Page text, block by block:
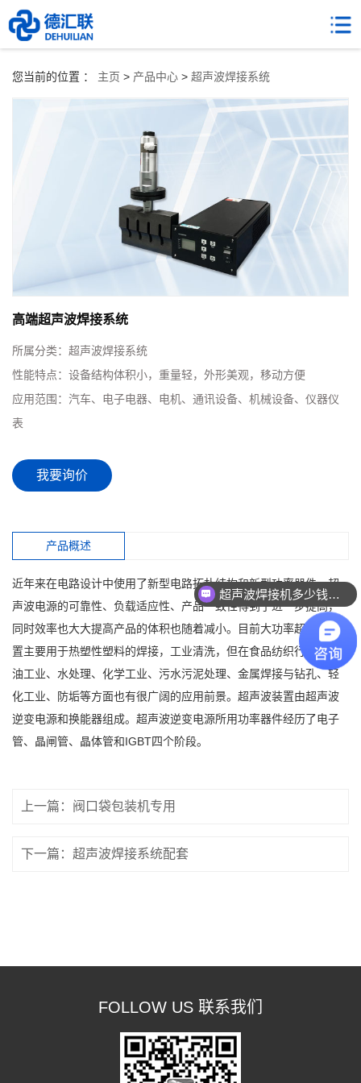
您当前的位置 ： 主页 > 产品中心 > 超声波焊接系统
高端超声波焊接系统
所属分类： 超声波焊接系统
性能特点： 设备结构体积小，重量轻，外形美观，移动方便
应用范围： 汽车、电子电器、电机、通讯设备、机械设备、仪器仪
表
我要询价
产品概述
近年来在电路设计中使用了新型电路拓朴结构和新型功率器件，超
声波电源的可靠性、负载适应性、产品一致性得到了进一步提高，
同时效率也大大提高产品的体积也随着减小。目前大功率超声波装
置主要用于热塑性塑料的焊接，工业清洗，但在食品纺织行业、石
油工业、水处理、化学工业、污水污泥处理、金属焊接与钻孔、轻
化工业、防垢等方面也有很广阔的应用前景。超声波装置由超声波
逆变电源和换能器组成。超声波逆变电源所用功率器件经历了电子
管、晶闸管、晶体管和IGBT四个阶段。
上一篇：阀口袋包装机专用
下一篇：超声波焊接系统配套
FOLLOW US 联系我们
超声波焊接机多少钱一台？